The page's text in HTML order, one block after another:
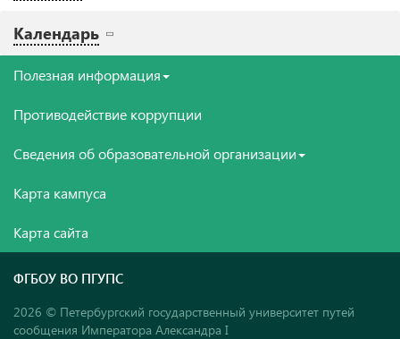
Календарь
Полезная информация
Противодействие коррупции
Сведения об образовательной организации
Карта кампуса
Карта сайта
ФГБОУ ВО ПГУПС
2026 © Петербургский государственный университет путей
сообщения Императора Александра I